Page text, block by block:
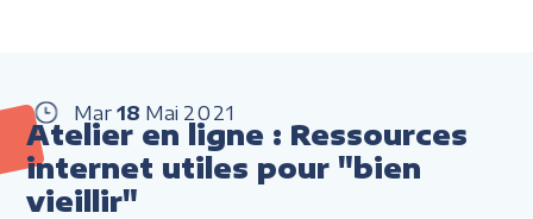
Mar 18 Mai 2021
Atelier en ligne : Ressources
internet utiles pour "bien
vieillir"